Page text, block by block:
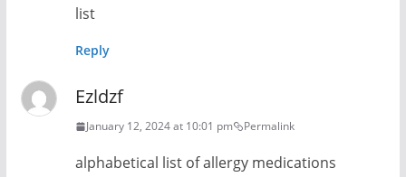
list
Reply
Ezldzf
January 12, 2024 at 10:01 pm Permalink
alphabetical list of allergy medications